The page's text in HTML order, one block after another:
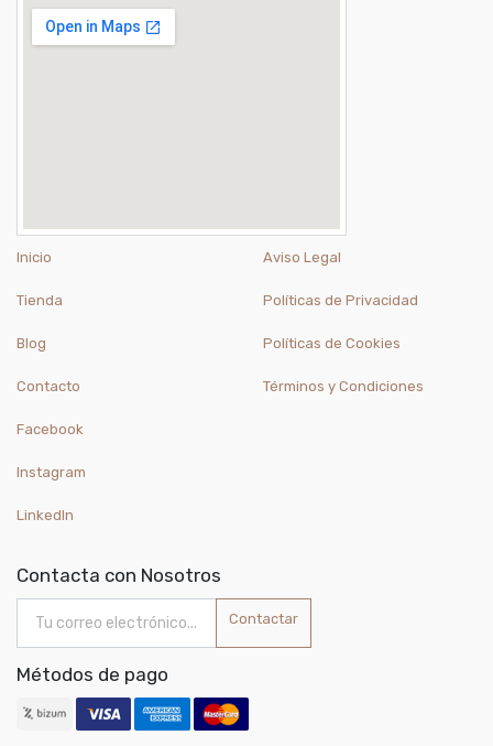
Inicio
Tienda
Blog
Contacto
Aviso Legal
Políticas de Privacidad
Políticas de Cookies
Términos y Condiciones
Facebook
Instagram
LinkedIn
Contacta con Nosotros
Contactar
Métodos de pago